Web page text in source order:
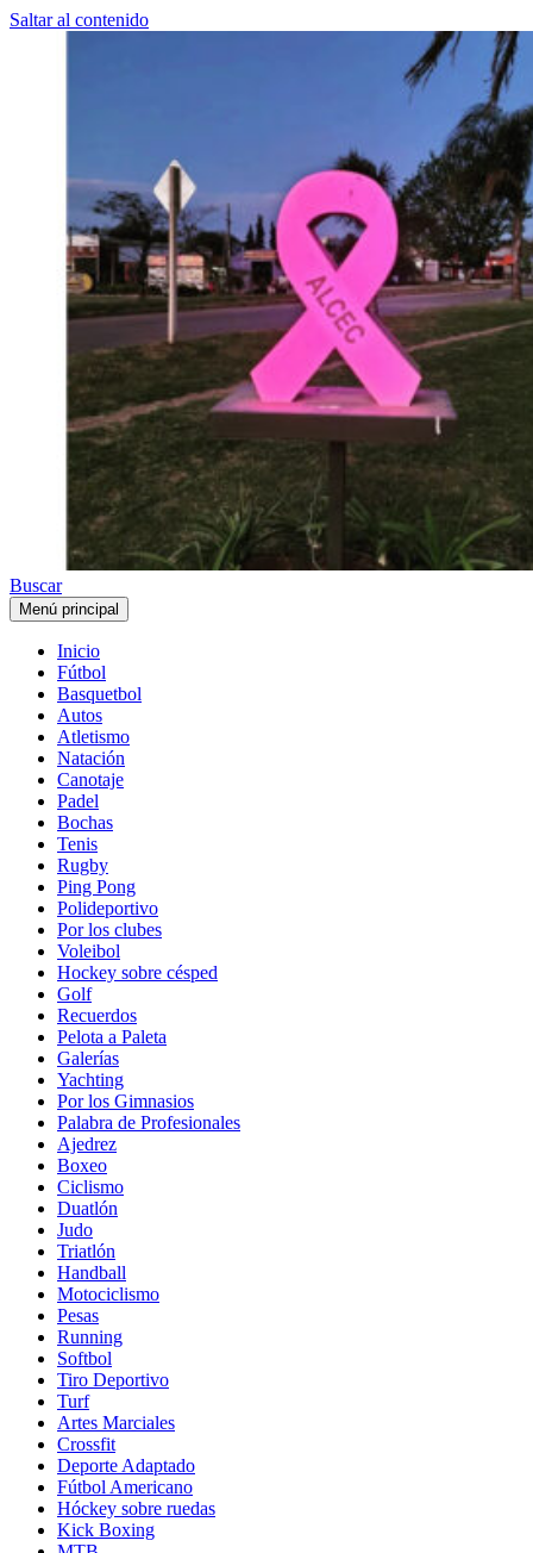
Saltar al contenido
Buscar
Menú principal
Inicio
Fútbol
Basquetbol
Autos
Atletismo
Natación
Canotaje
Padel
Bochas
Tenis
Rugby
Ping Pong
Polideportivo
Por los clubes
Voleibol
Hockey sobre césped
Golf
Recuerdos
Pelota a Paleta
Galerías
Yachting
Por los Gimnasios
Palabra de Profesionales
Ajedrez
Boxeo
Ciclismo
Duatlón
Judo
Triatlón
Handball
Motociclismo
Pesas
Running
Softbol
Tiro Deportivo
Turf
Artes Marciales
Crossfit
Deporte Adaptado
Fútbol Americano
Hóckey sobre ruedas
Kick Boxing